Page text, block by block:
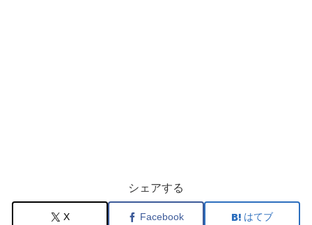
シェアする
X Facebook はてブ